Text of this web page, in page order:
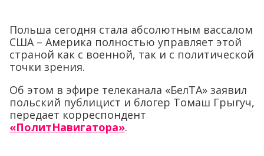
Польша сегодня стала абсолютным вассалом
США – Америка полностью управляет этой
страной как с военной, так и с политической
точки зрения.
Об этом в эфире телеканала «БелТА» заявил
польский публицист и блогер Томаш Грыгуч,
передает корреспондент
«ПолитНавигатора».